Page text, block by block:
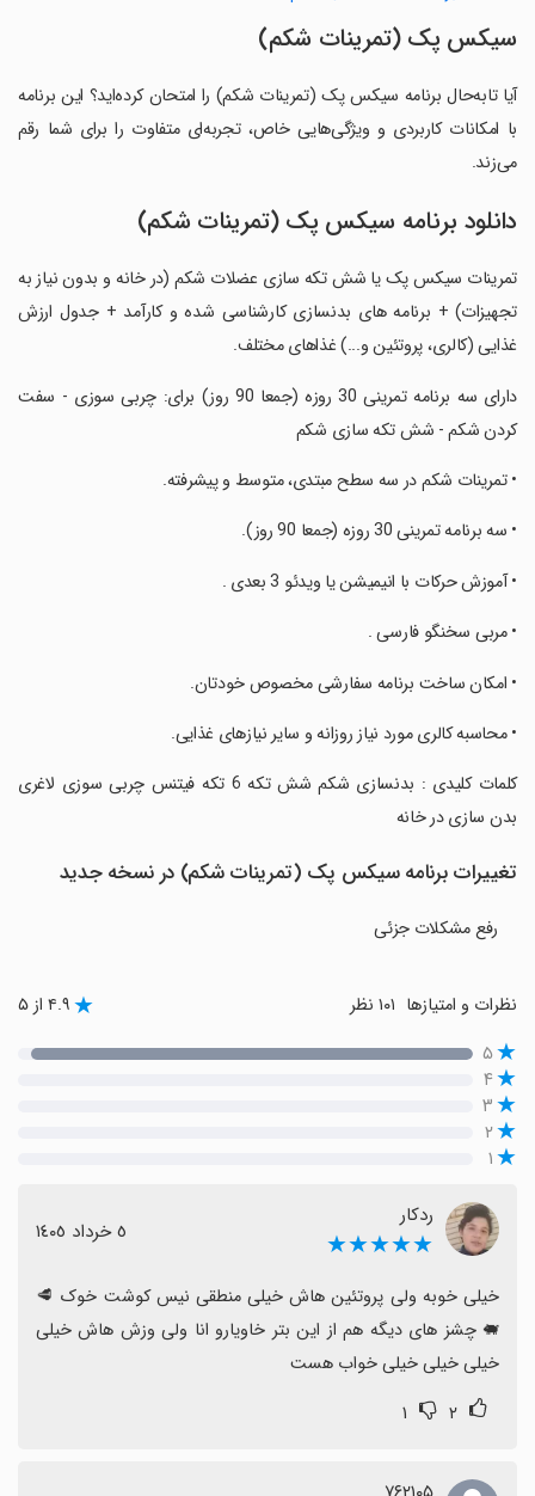
‏‏سیکس پک (تمرینات شکم)
آیا تابه‌حال برنامه ‏‏سیکس پک (تمرینات شکم) را امتحان کرده‌اید؟ این برنامه
با امکانات کاربردی و ویژگی‌هایی خاص، تجربه‌ای متفاوت را برای شما رقم
می‌زند.
دانلود برنامه ‏‏سیکس پک (تمرینات شکم)
‏‏تمرینات سیکس پک یا شش تکه سازی عضلات شکم (در خانه و بدون نیاز به
تجهیزات) + برنامه های بدنسازی کارشناسی شده و کارآمد + جدول ارزش
غذایی (کالری، پروتئین و...) غذاهای مختلف.
‏‏دارای سه برنامه تمرینی 30 روزه (جمعا 90 روز) برای: چربی سوزی - سفت
کردن شکم - شش تکه سازی شکم
‏‏• تمرینات شکم در سه سطح مبتدی، متوسط و پیشرفته.
‏‏• سه برنامه تمرینی 30 روزه (جمعا 90 روز).
‏‏• آموزش حرکات با انیمیشن یا ویدئو 3 بعدی .
‏‏• مربی سخنگو فارسی .
‏‏• امکان ساخت برنامه سفارشی مخصوص خودتان.
‏‏• محاسبه کالری مورد نیاز روزانه و سایر نیازهای غذایی.
‏‏کلمات کلیدی : بدنسازی شکم شش تکه 6 تکه فیتنس چربی سوزی لاغری
بدن سازی در خانه
تغییرات برنامه ‏‏سیکس پک (تمرینات شکم) در نسخه جدید
رفع مشکلات جزئی
نظرات و امتیازها ۴.۹ از ۵
۵
۴
۳
۲
۱
ردکار
★★★★★ ٥ خرداد ١٤٠٥
خیلی خیلی خیلی خواب هست
۲ ۱